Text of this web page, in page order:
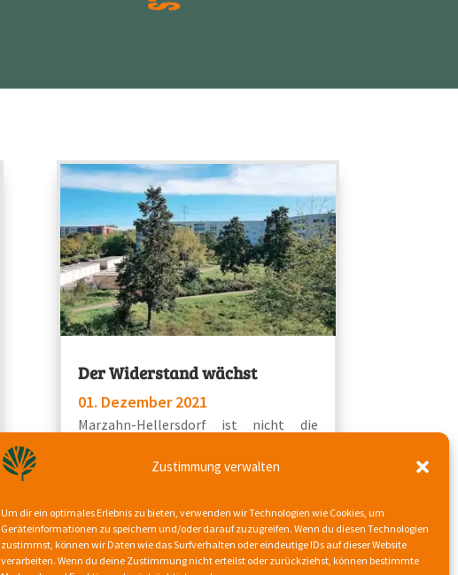
Zustimmung verwalten
Um dir ein optimales Erlebnis zu bieten, verwenden wir Technologien wie Cookies, um
Geräteinformationen zu speichern und/oder darauf zuzugreifen. Wenn du diesen Technologien
zustimmst, können wir Daten wie das Surfverhalten oder eindeutige IDs auf dieser Website
verarbeiten. Wenn du deine Zustimmung nicht erteilst oder zurückziehst, können bestimmte
Der Widerstand wächst
01. Dezember 2021
Marzahn-Hellersdorf ist nicht die
(jot w.d. 12/2021 – Ausgabe...